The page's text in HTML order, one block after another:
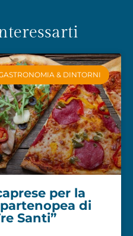
& DINTORNI
per la
di
Santi”